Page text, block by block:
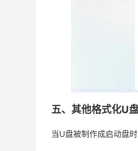
五、其他格式化U
当U盘被制作成启动盘